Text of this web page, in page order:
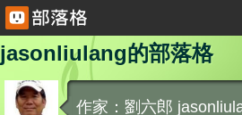
jasonliulang的部落格
作家：劉六郎